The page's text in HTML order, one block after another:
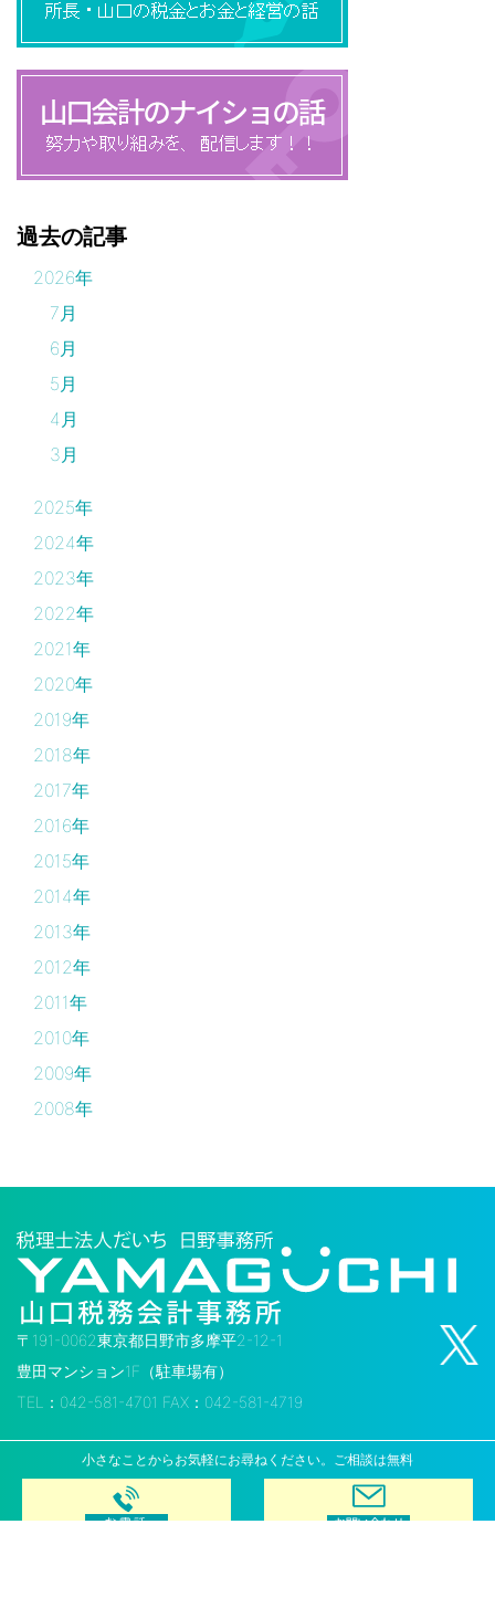
過去の記事
2026年
7月
6月
5月
4月
3月
2025年
2024年
2023年
2022年
2021年
2020年
2019年
2018年
2017年
2016年
2015年
2014年
2013年
2012年
2011年
2010年
2009年
2008年
〒191-0062東京都日野市多摩平2-12-1
豊田マンション1F（駐車場有）
TEL：042-581-4701 FAX：042-581-4719
小さなことからお気軽にお尋ねください。ご相談は無料